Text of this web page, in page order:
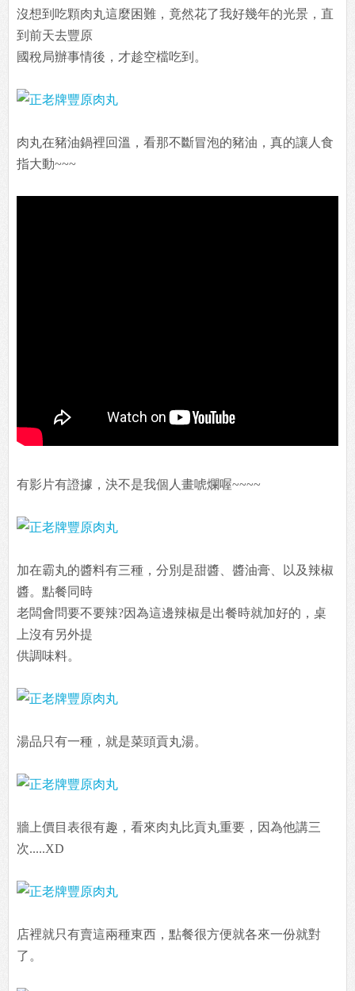
沒想到吃顆肉丸這麼困難，竟然花了我好幾年的光景，直
到前天去豐原
國稅局辦事情後，才趁空檔吃到。
肉丸在豬油鍋裡回溫，看那不斷冒泡的豬油，真的讓人食
指大動~~~
有影片有證據，決不是我個人畫唬爛喔~~~~
加在霸丸的醬料有三種，分別是甜醬、醬油膏、以及辣椒
醬。點餐同時
老闆會問要不要辣?因為這邊辣椒是出餐時就加好的，桌
上沒有另外提
供調味料。
湯品只有一種，就是菜頭貢丸湯。
牆上價目表很有趣，看來肉丸比貢丸重要，因為他講三
次.....XD
店裡就只有賣這兩種東西，點餐很方便就各來一份就對
了。